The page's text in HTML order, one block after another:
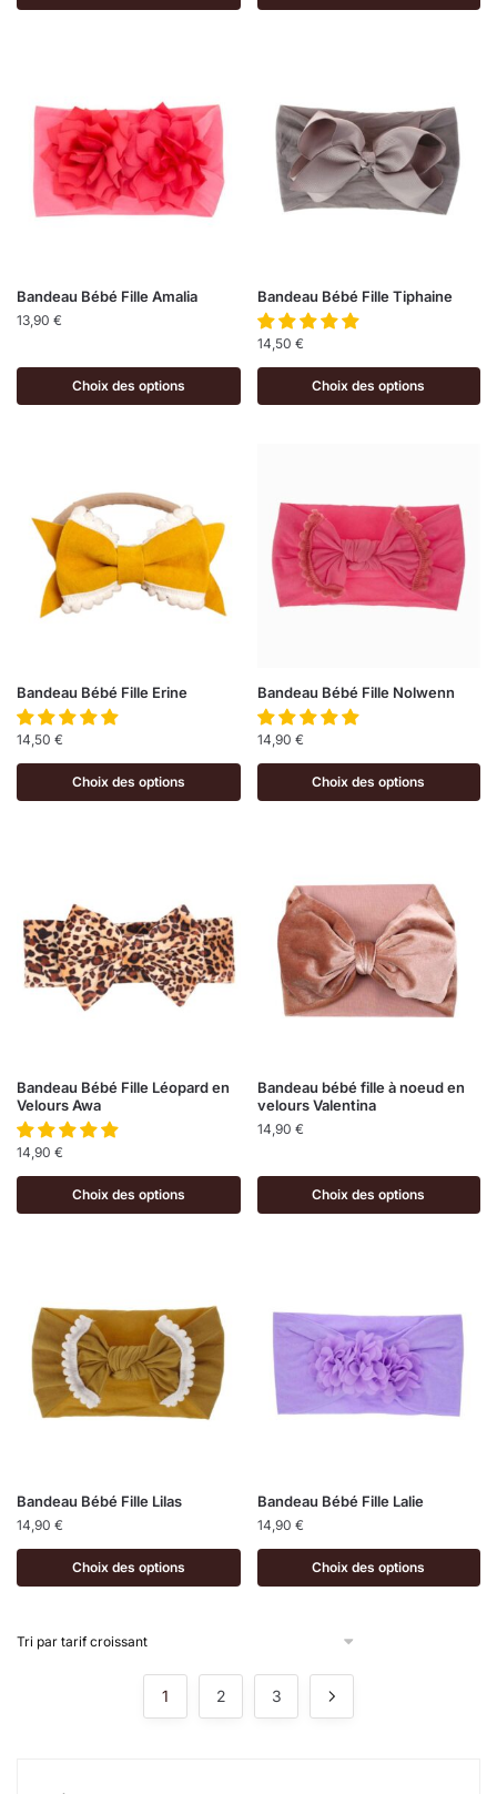
Bandeau Bébé Fille Amalia
13,90 €
Choix des options
Bandeau Bébé Fille Tiphaine
14,50 €
Choix des options
Bandeau Bébé Fille Erine
14,50 €
Choix des options
Bandeau Bébé Fille Nolwenn
14,90 €
Choix des options
Bandeau Bébé Fille Léopard en
Velours Awa
14,90 €
Choix des options
Bandeau bébé fille à noeud en
velours Valentina
14,90 €
Choix des options
Bandeau Bébé Fille Lilas
14,90 €
Choix des options
Bandeau Bébé Fille Lalie
14,90 €
Choix des options
1 2 3